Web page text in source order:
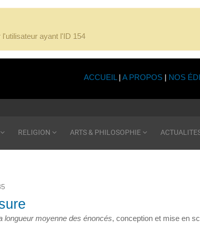
ayant l'ID 154
ACCUEIL | A PROPOS| NOS
RELIGION ARTS & PHILOSOPHIE
longueur moyenne des énoncés, conception et mise en